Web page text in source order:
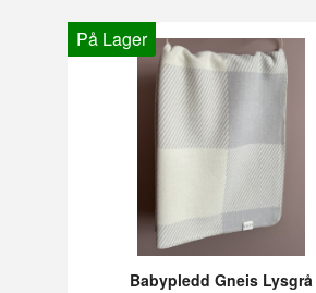
På Lager
Babypledd Gneis Lysgrå